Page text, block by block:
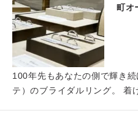
町オ
100年先もあなたの側で輝き
テ）のブライダルリング。 着